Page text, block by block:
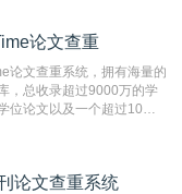
测中文、英文两种语言的论
论文查重
论文查重系统，拥有海量的
，总收录超过9000万的学
位论文以及一个超过10亿
纹索引快速而精准地在云检
论文查重系统